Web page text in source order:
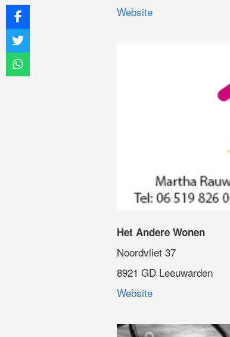
Website
Het Andere Wonen
Noordvliet 37
8921 GD Leeuwarden
Website